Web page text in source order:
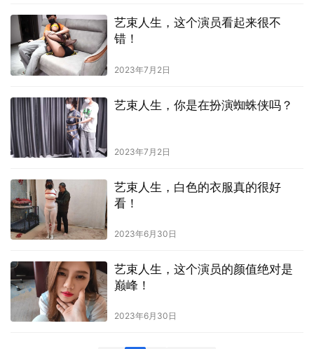
艺束人生，这个演员看起来很不
错！
2023年7月2日
艺束人生，你是在扮演蜘蛛侠吗？
2023年7月2日
艺束人生，白色的衣服真的很好
看！
2023年6月30日
艺束人生，这个演员的颜值绝对是
巅峰！
2023年6月30日